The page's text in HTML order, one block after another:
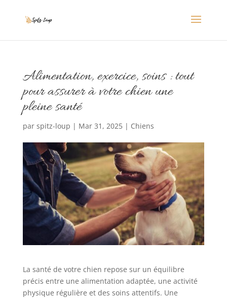
Alimentation, exercice, soins : tout
pour assurer à votre chien une
pleine santé
par spitz-loup | Mar 31, 2025| Chiens
La santé de votre chien repose sur un équilibre
précis entre une alimentation adaptée, une activité
physique régulière et des soins attentifs. Une